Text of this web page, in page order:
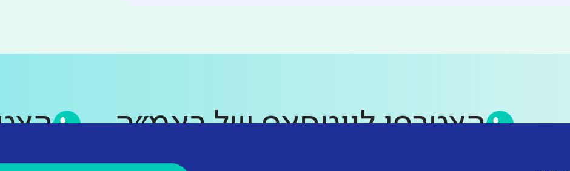
הצטרפו לווטסאפ של ראמ״ה